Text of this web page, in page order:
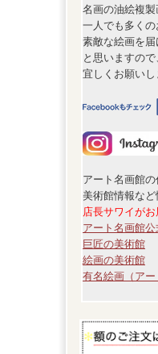
名画の油絵複製
一人でも多く
素敵な絵画を
と思いますので
宜しくお願いし
アート名画館の
美術館情報など
店長サワイが
アート名画館
巨匠の美術館
絵画の美術館
有名絵画（ア